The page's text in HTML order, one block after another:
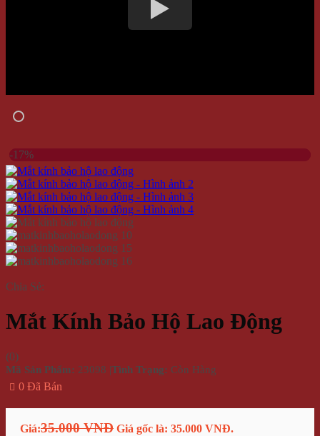
-17%
Chia Sẻ:
Mắt Kính Bảo Hộ Lao Động
(0)
Mã Sản Phẩm: 23098 |Tình Trạng: Còn Hàng
0 Đã Bán
Giá:35.000 VNĐ Giá gốc là: 35.000 VNĐ.